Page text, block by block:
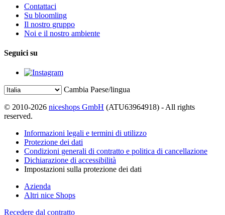
Contattaci
Su bloomling
Il nostro gruppo
Noi e il nostro ambiente
Seguici su
Cambia Paese/lingua
© 2010-2026 niceshops GmbH (ATU63964918) - All rights
reserved.
Informazioni legali e termini di utilizzo
Protezione dei dati
Condizioni generali di contratto e politica di cancellazione
Dichiarazione di accessibilità
Impostazioni sulla protezione dei dati
Azienda
Altri nice Shops
Recedere dal contratto